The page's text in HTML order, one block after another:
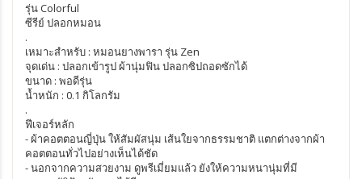
รุ่น Colorful
ซีรีย์ ปลอกหมอน
.
เหมาะสำหรับ : หมอนยางพารา รุ่น Zen
จุดเด่น : ปลอกเข้ารูป ผ้านุ่มฟิน ปลอกซิปถอดซักได้
ขนาด : พอดีรุ่น
น้ำหนัก : 0.1 กิโลกรัม
.
ฟีเจอร์หลัก
- ผ้าคอตตอนญี่ปุ่น ให้สัมผัสนุ่ม เส้นใยจากธรรมชาติ แตกต่างจากผ้า
คอตตอนทั่วไปอย่างเห็นได้ชัด
- นอกจากความสวยงาม ดูพรีเมี่ยมแล้ว ยังให้ความหนานุ่มที่มี